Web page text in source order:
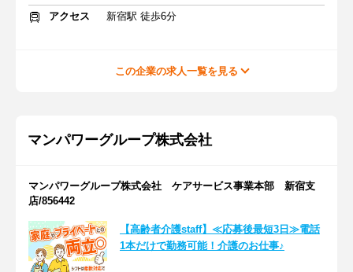
アクセス
新宿駅 徒歩6分
この企業の求人一覧を見る
マンパワーグループ株式会社
マンパワーグループ株式会社 ケアサービス事業本部 新宿支
店/856442
【高齢者介護staff】≪応募後最短3日≫電話
1本だけで勤務可能！介護のお仕事♪